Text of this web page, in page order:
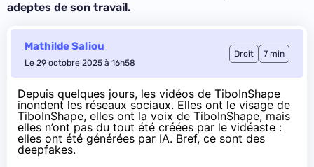
adeptes de son travail.
Mathilde Saliou
Le 29 octobre 2025 à 16h58
Droit 7 min
Depuis quelques jours, les vidéos de TiboInShape
inondent les réseaux sociaux. Elles ont le visage de
TiboInShape, elles ont la voix de TiboInShape, mais
elles n’ont pas du tout été créées par le vidéaste :
elles ont été générées par IA. Bref, ce sont des
deepfakes.